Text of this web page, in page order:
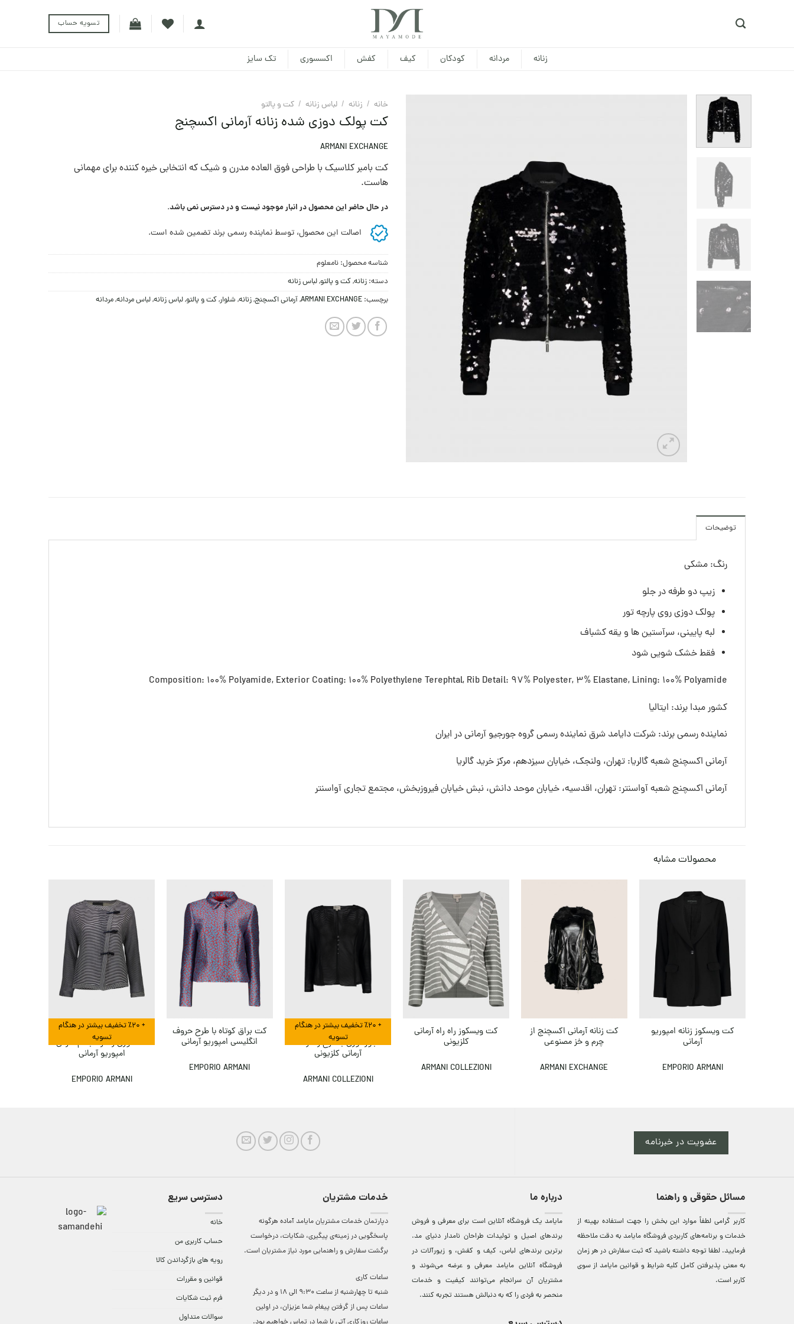
تسویه حساب
زنانه مردانه کودکان کیف کفش اکسسوری تک سایز
خانه / زنانه / لباس زنانه / کت و پالتو
کت پولک دوزی شده زنانه آرمانی اکسچنج
ARMANI EXCHANGE
کت بامبر کلاسیک با طراحی فوق العاده مدرن و شیک که انتخابی خیره کننده برای مهمانی
هاست.
در حال حاضر این محصول در انبار موجود نیست و در دسترس نمی باشد.
اصالت این محصول، توسط نماینده رسمی برند تضمین شده است.
شناسه محصول: نامعلوم
دسته: زنانه,کت و پالتو,لباس زنانه
برچسب: ARMANI EXCHANGE
,آرمانی اکسچنج,زنانه, شلوار,کت و پالتو,لباس زنانه,لباس مردانه,مردانه
توضیحات
رنگ: مشکی
زیپ دو طرفه در جلو
پولک دوزی روی پارچه تور
لبه پایینی، سرآستین ها و یقه کشباف
فقط خشک شویی شود
Composition: 100% Polyamide, Exterior Coating: 100% Polyethylene Terephtal, Rib Detail: 97% Polyester, 3% Elastane, Lining: 100% Polyamide
کشور مبدا برند: ایتالیا
نماینده رسمی برند: شرکت دایامد شرق نماینده رسمی گروه جورجیو آرمانی در ایران
آرمانی اکسچنج شعبه گالریا: تهران، ولنجک، خیابان سیزدهم، مرکز خرید گالریا
آرمانی اکسچنج شعبه آواسنتر: تهران، اقدسیه، خیابان موحد دانش، نبش خیابان فیروزبخش، مجتمع تجاری آواسنتر
محصولات مشابه
کت ویسکوز زنانه امپوریو
آرمانی
EMPORIO ARMANI
کت زنانه آرمانی اکسچنج از
چرم و خز مصنوعی
ARMANI EXCHANGE
کت ویسکوز راه راه آرمانی
کلزیونی
ARMANI COLLEZIONI
+ ٪۲۰ تخفیف بیشتر در هنگام
تسویه
بلوز توری با طرح راه راه
آرمانی کلزیونی
ARMANI COLLEZIONI
کت براق کوتاه با طرح حروف
انگلیسی امپوریو آرمانی
EMPORIO ARMANI
+ ٪۲۰ تخفیف بیشتر در هنگام
تسویه
کت توری راه راه با تم شرقی
امپوریو آرمانی
EMPORIO ARMANI
عضویت در خبرنامه
مسائل حقوقی و راهنما
کاربر گرامی لطفاً موارد این بخش را جهت استفاده بهینه از
خدمات و برنامه‌‏های کاربردی فروشگاه مایامد به دقت ملاحظه
فرمایید. لطفا توجه داشته باشید که ثبت سفارش در هر زمان
به معنی پذیرفتن کامل کلیه شرایط و قوانین مایامد از سوی
کاربر است.
درباره ما
مایامد يک فروشگاه آنلاين است برای معرفی و فروش
برندهای اصيل و توليدات طراحان نامدار دنيای مد.
برترين‌ برندهای لباس، کيف و کفش، و زيورآلات در
فروشگاه آنلاين مایامد معرفی و عرضه می‌شوند و
مشتريان آن سرانجام می‌توانند کيفيت و خدمات
منحصر به فردی را که به دنبالش هستند تجربه کنند.
خدمات مشتریان
دپارتمان خدمات مشتریان مایامد آماده هرگونه
پاسخگویی در زمینه‌ی پیگیری، شکایات، درخواست
برگشت سفارش و راهنمایی مورد نیاز مشتریان است.
ساعات کاری
شنبه تا چهارشنبه از ساعت 9:30 الی 18 و در دیگر
ساعات ‌پس از گرفتن پیغام شما عزیزان، در اولین
دسترسی سریع
خانه
حساب کاربری من
رویه های بازگرداندن کالا
قوانین و مقررات
فرم ثبت شکایات
سوالات متداول